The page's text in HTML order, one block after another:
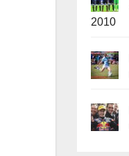
2010